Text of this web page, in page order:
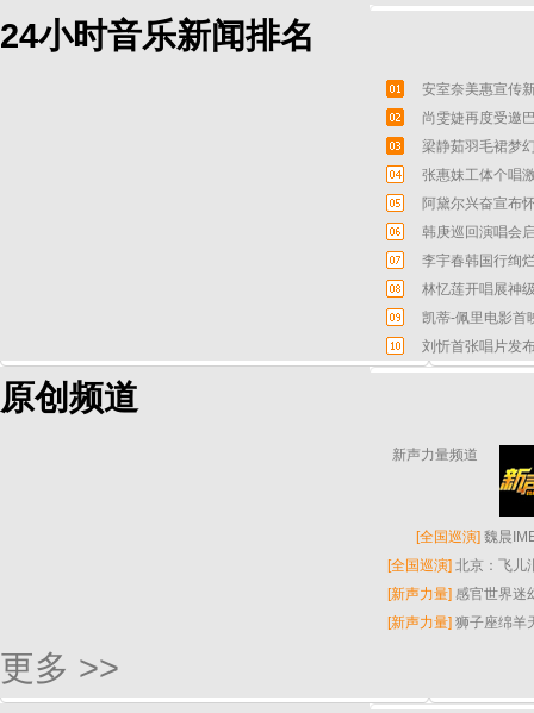
24小时音乐新闻排名
安室奈美惠宣传
尚雯婕再度受邀
梁静茹羽毛裙梦
张惠妹工体个唱
阿黛尔兴奋宣布
韩庚巡回演唱会
李宇春韩国行绚
林忆莲开唱展神
凯蒂-佩里电影首
刘忻首张唱片发
原创频道
新声力量频道
[全国巡演] 魏晨
[全国巡演] 北京：飞儿
[新声力量] 感官世界迷
[新声力量] 狮子座绵羊
更多 >>